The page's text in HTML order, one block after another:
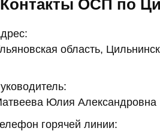
Контакты ОСП по
область,
Юлия Александровна
горячей линии: